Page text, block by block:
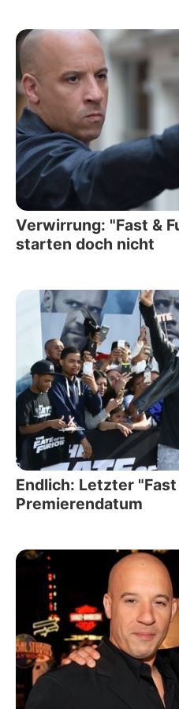
Verwirrung: "Fast &
starten doch nicht
Endlich: Letzter
Premierendatum